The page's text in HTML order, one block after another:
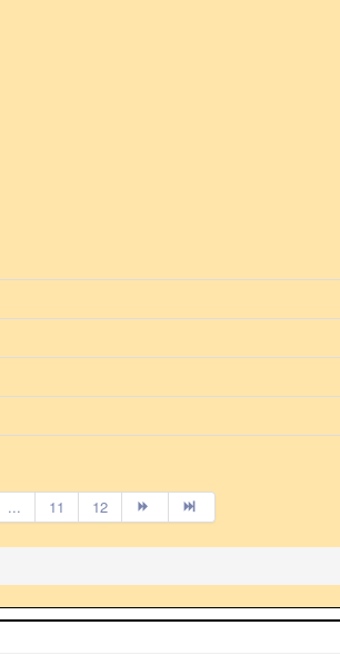
... 11 12